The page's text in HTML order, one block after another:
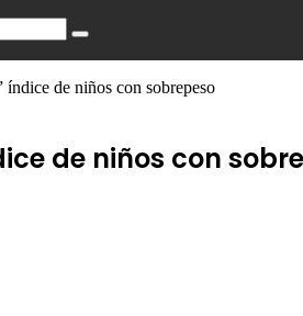
Search
for
índice de niños con sobrepeso
de niños con